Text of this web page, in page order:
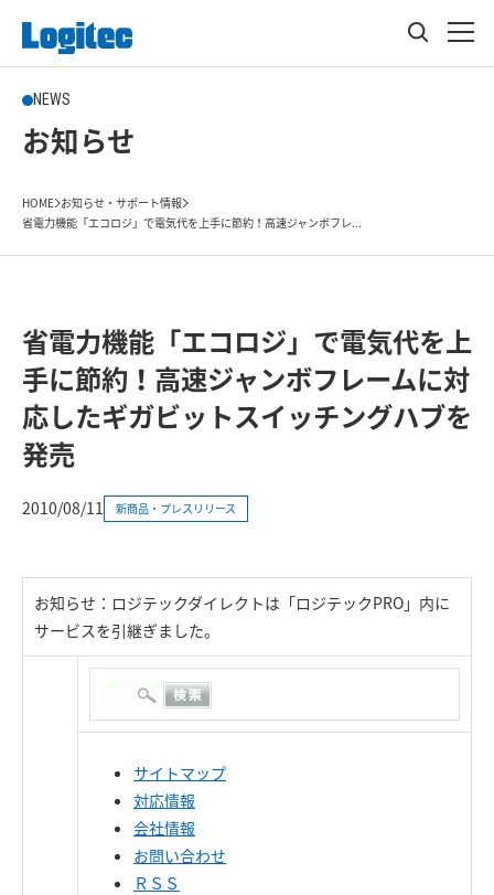
NEWS
お知らせ
HOME お知らせ・サポート情報
省電力機能「エコロジ」で電気代を上手に節約！高速ジャンボフレ...
省電力機能「エコロジ」で電気代を上
手に節約！高速ジャンボフレームに対
応したギガビットスイッチングハブを
発売
2010/08/11 新商品・プレスリリース
お知らせ：ロジテックダイレクトは「ロジテックPRO」内に
サービスを引継ぎました。
サイトマップ
対応情報
会社情報
お問い合わせ
ＲＳＳ